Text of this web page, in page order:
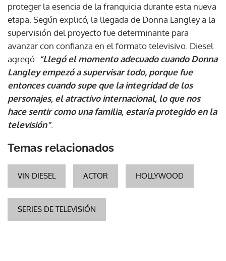
proteger la esencia de la franquicia durante esta nueva
etapa. Según explicó, la llegada de Donna Langley a la
supervisión del proyecto fue determinante para
avanzar con confianza en el formato televisivo. Diesel
agregó: “Llegó el momento adecuado cuando Donna
Langley empezó a supervisar todo, porque fue
entonces cuando supe que la integridad de los
personajes, el atractivo internacional, lo que nos
hace sentir como una familia, estaría protegido en la
televisión”.
Temas relacionados
VIN DIESEL ACTOR HOLLYWOOD
SERIES DE TELEVISIÓN